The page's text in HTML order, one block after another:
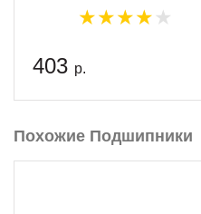
403 р.
Похожие Подшипники